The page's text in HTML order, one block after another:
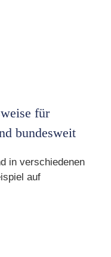
für
bundesweit
in verschiedenen
auf